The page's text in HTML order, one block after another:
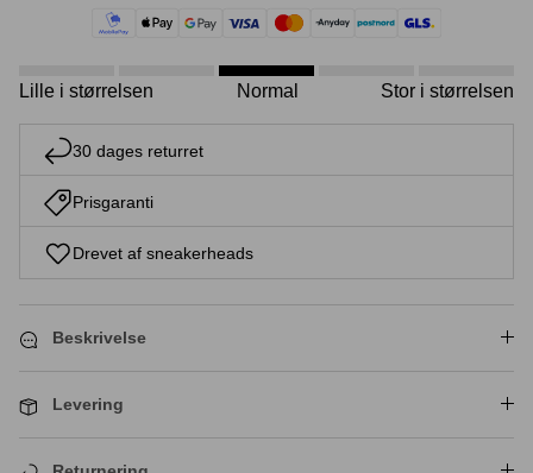
Sneaker rengøring
Lille i størrelsen Normal Stor i størrelsen
30 dages returret
Prisgaranti
Drevet af sneakerheads
Beskrivelse
Levering